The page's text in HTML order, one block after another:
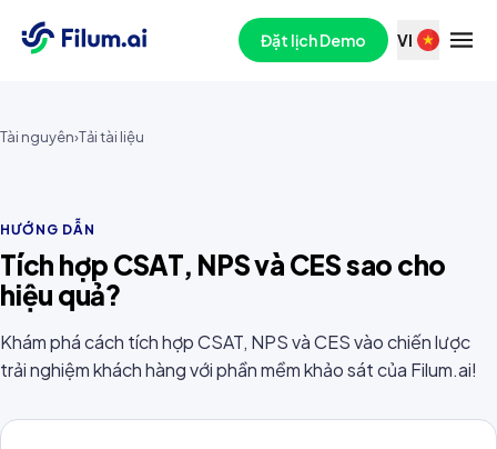
Đặt lịch Demo VI
Tài nguyên›Tải tài liệu
HƯỚNG DẪN
Tích hợp CSAT, NPS và CES sao cho
hiệu quả?
Khám phá cách tích hợp CSAT, NPS và CES vào chiến lược
trải nghiệm khách hàng với phần mềm khảo sát của Filum.ai!